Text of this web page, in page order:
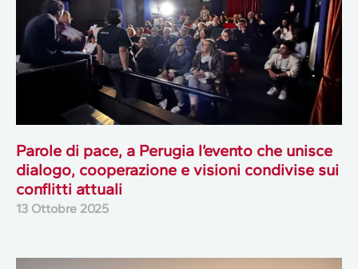
Parole di pace, a Perugia l’evento che unisce
dialogo, cooperazione e visioni condivise sui
conflitti attuali
13 Ottobre 2025